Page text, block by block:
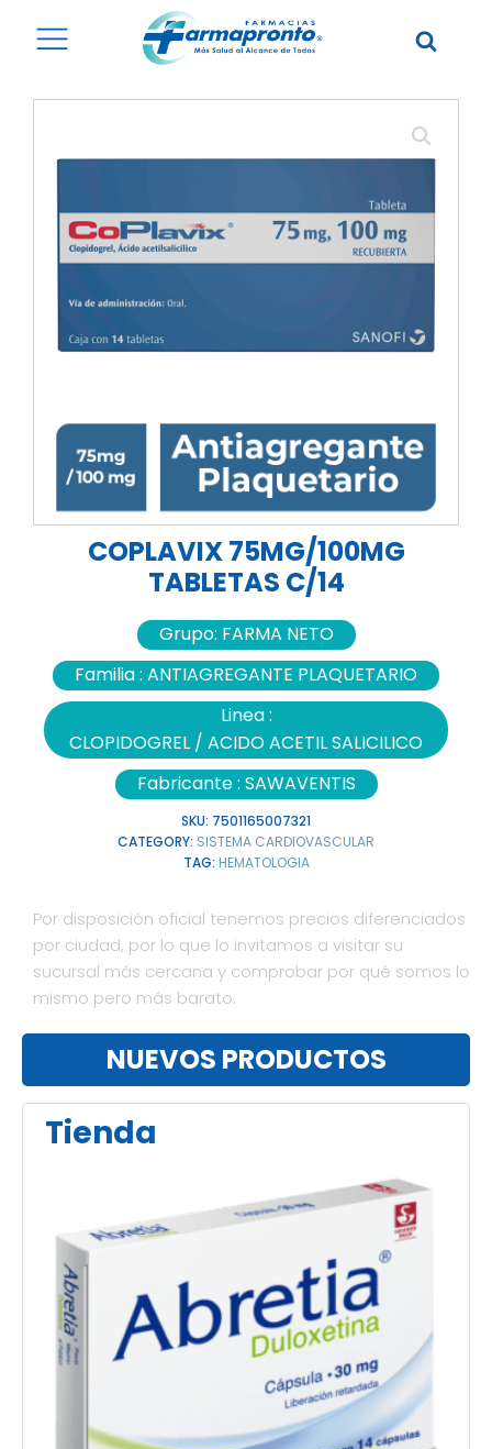
COPLAVIX 75MG/100MG
TABLETAS C/14
Grupo: FARMA NETO
Familia : ANTIAGREGANTE PLAQUETARIO
Linea :
CLOPIDOGREL / ACIDO ACETIL SALICILICO
Fabricante : SAWAVENTIS
SKU: 7501165007321
CATEGORY: SISTEMA CARDIOVASCULAR
TAG: HEMATOLOGIA
Por disposición oficial tenemos precios diferenciados
por ciudad, por lo que lo invitamos a visitar su
sucursal más cercana y comprobar por qué somos lo
mismo pero más barato.
NUEVOS PRODUCTOS
Tienda